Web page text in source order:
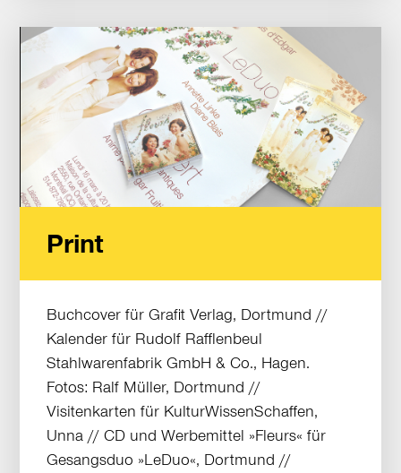
Print
Buchcover für Grafit Verlag, Dortmund //
Kalender für Rudolf Rafflenbeul
Stahlwarenfabrik GmbH & Co., Hagen.
Fotos: Ralf Müller, Dortmund //
Visitenkarten für KulturWissenSchaffen,
Unna // CD und Werbemittel »Fleurs« für
Gesangsduo »LeDuo«, Dortmund //